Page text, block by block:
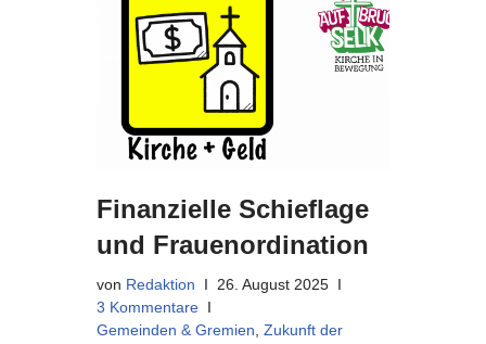
Finanzielle Schieflage
und Frauenordination
von Redaktion
26. August 2025
3 Kommentare
Gemeinden & Gremien, Zukunft der